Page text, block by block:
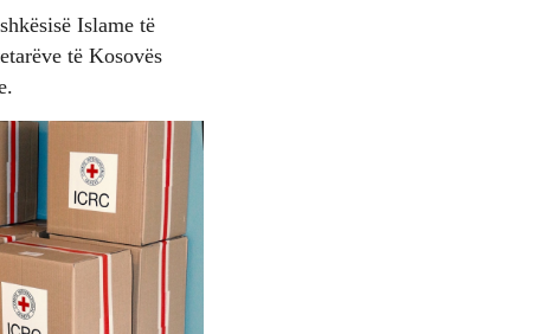
Islame të
të Kosovës